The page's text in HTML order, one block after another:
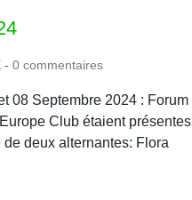
- 0 commentaires
08 Septembre 2024 : Forum
Club étaient présentes
deux alternantes: Flora